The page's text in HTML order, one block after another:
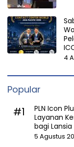
4
Popular
#1
PLN Icon
Layanan
bagi
5 Agustus